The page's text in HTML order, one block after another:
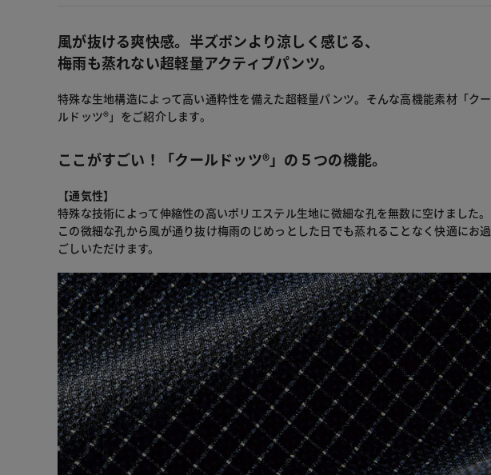
風が抜ける爽快感。半ズボンより涼しく感じる、
梅雨も蒸れない超軽量アクティブパンツ。
特殊な生地構造によって高い通粋性を備えた超軽量パンツ。そんな高機能素材「クー
ルドッツ®」をご紹介します。
ここがすごい！「クールドッツ®」の５つの機能。
【通気性】
特殊な技術によって伸縮性の高いポリエステル生地に微細な孔を無数に空けました。
この微細な孔から風が通り抜け梅雨のじめっとした日でも蒸れることなく快適にお過
ごしいただけます。